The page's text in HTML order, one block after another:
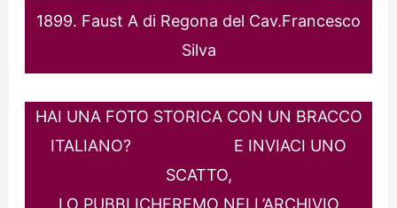
1899. Faust A di Regona del Cav.Francesco
Silva
HAI UNA FOTO STORICA CON UN BRACCO
ITALIANO?
E INVIACI UNO
SCATTO,
LO PUBBLICHEREMO NELL’ARCHIVIO